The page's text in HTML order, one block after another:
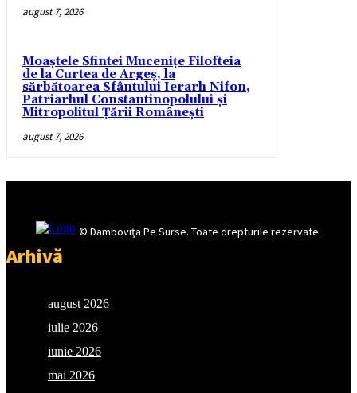
august 7, 2026
Moaștele Sfintei Mucenițe Filofteia
de la Curtea de Argeș, la
sărbătoarea Sfântului Ierarh Nifon,
Patriarhul Constantinopolului și
Mitropolitul Țării Românești
august 7, 2026
© Damboviţa Pe Surse. Toate drepturile rezervate.
Arhivă
august 2026
iulie 2026
iunie 2026
mai 2026